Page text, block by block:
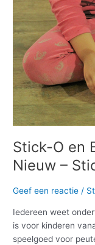
Stick-O en
Nieuw –
Geef een reactie /
Iedereen weet
is voor kinderen
speelgoed voor
Nieuw
–
Stick-
Bumba
set
4